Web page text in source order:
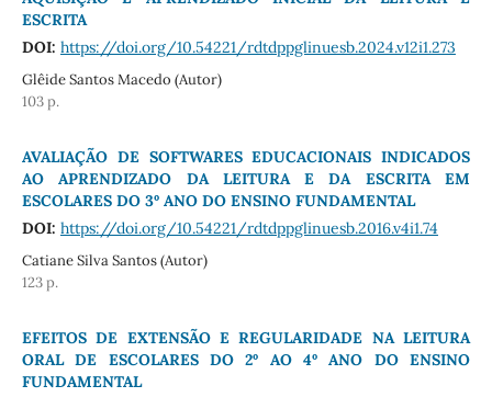
ESCRITA
DOI: https://doi.org/10.54221/rdtdppglinuesb.2024.v12i1.273
Glêide Santos Macedo (Autor)
103 p.
AVALIAÇÃO DE SOFTWARES EDUCACIONAIS INDICADOS
AO APRENDIZADO DA LEITURA E DA ESCRITA EM
ESCOLARES DO 3º ANO DO ENSINO FUNDAMENTAL
DOI: https://doi.org/10.54221/rdtdppglinuesb.2016.v4i1.74
Catiane Silva Santos (Autor)
123 p.
EFEITOS DE EXTENSÃO E REGULARIDADE NA LEITURA
ORAL DE ESCOLARES DO 2º AO 4º ANO DO ENSINO
FUNDAMENTAL